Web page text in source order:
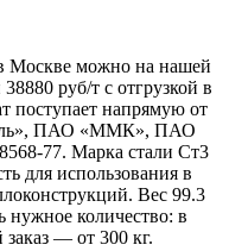
Москве можно на нашей
руб/т с отгрузкой в
поступает напрямую от
ПАО «ММК», ПАО
77. Марка стали Ст3
для использования в
Вес 99.3
нужное количество: в
— от 300 кг.